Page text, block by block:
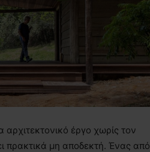
αρχιτεκτονικό έργο χωρίς τον
πρακτικά μη αποδεκτή. Ένας από